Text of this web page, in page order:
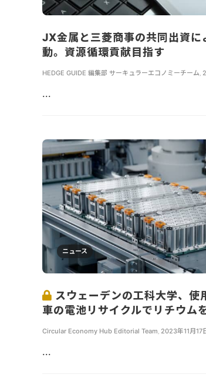
JX金属と三菱商事の共同出資に
動。資源循環貢献目指す
HEDGE GUIDE 編集部 サーキュラーエコノミーチーム
...
ニュース
スウェーデンの工科大学、使
車の電池リサイクルでリチウム
Circular Economy Hub Editorial Team 2023年11月17
...